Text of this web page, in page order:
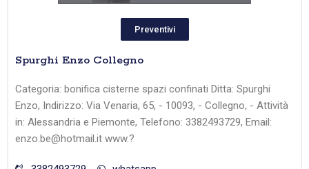
Preventivi
Spurghi Enzo Collegno
Categoria: bonifica cisterne spazi confinati Ditta: Spurghi
Enzo, Indirizzo: Via Venaria, 65, - 10093, - Collegno, - Attività
in: Alessandria e Piemonte, Telefono: 3382493729, Email:
enzo.be@hotmail.it www.?